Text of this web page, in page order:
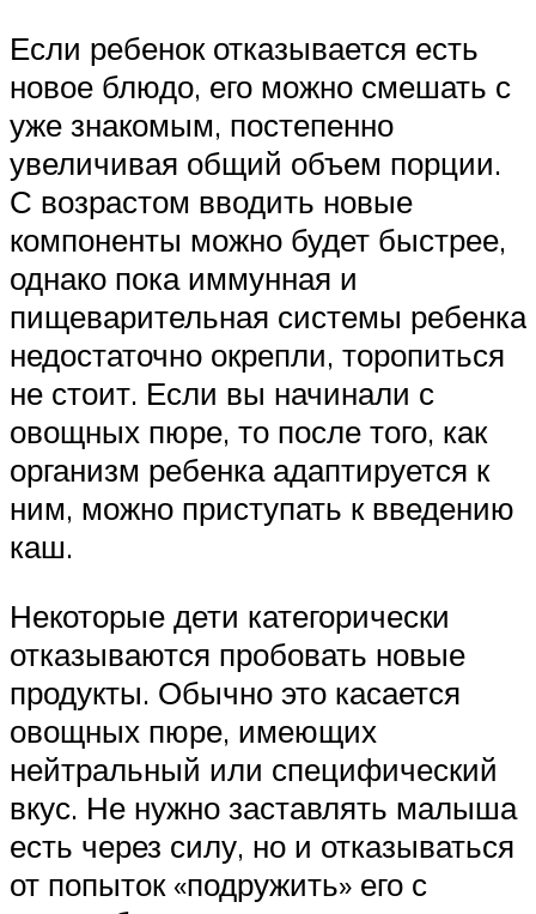
Если ребенок отказывается есть
новое блюдо, его можно смешать с
уже знакомым, постепенно
увеличивая общий объем порции.
С возрастом вводить новые
компоненты можно будет быстрее,
однако пока иммунная и
пищеварительная системы ребенка
недостаточно окрепли, торопиться
не стоит. Если вы начинали с
овощных пюре, то после того, как
организм ребенка адаптируется к
ним, можно приступать к введению
каш.
Некоторые дети категорически
отказываются пробовать новые
продукты. Обычно это касается
овощных пюре, имеющих
нейтральный или специфический
вкус. Не нужно заставлять малыша
есть через силу, но и отказываться
от попыток «подружить» его с